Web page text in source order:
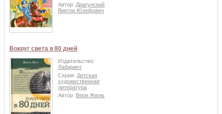
Автор: Драгунский
Виктор Юзефович
Вокруг света в 80 дней
Издательство:
Лабиринт
Серия: Детская
художественная
литература
Автор: Верн Жюль